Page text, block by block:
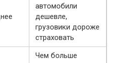
автомобили
дешевле,
грузовики дороже
страховать
Чем больше